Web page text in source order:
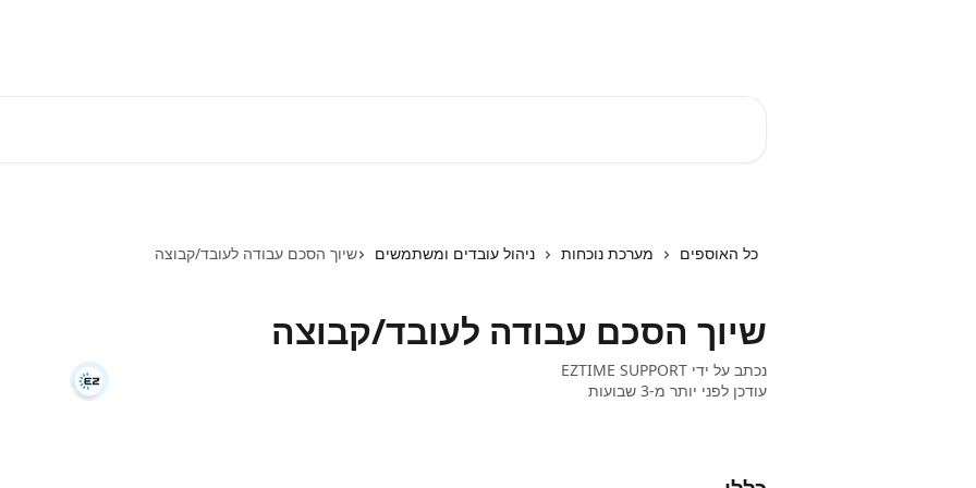
כל האוספים מערכת נוכחות ניהול עובדים ומשתמשים שיוך הסכם עבודה לעובד/קבוצה
שיוך הסכם עבודה לעובד/קבוצה
נכתב על ידי EZTIME SUPPORT
עודכן לפני יותר מ-3 שבועות